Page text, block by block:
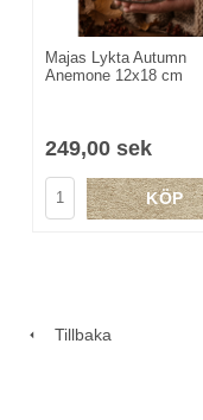
Majas Lykta Autumn
Anemone 12x18 cm
249,00 sek
KÖP
Tillbaka